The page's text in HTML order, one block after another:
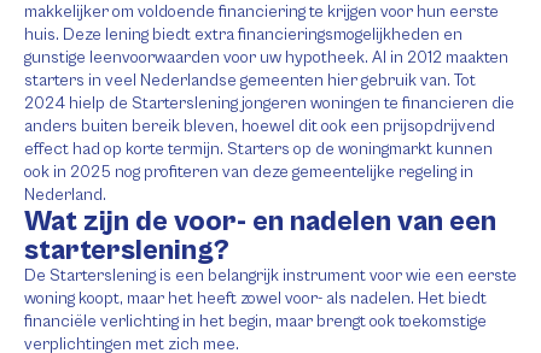
makkelijker om voldoende financiering te krijgen voor hun eerste
huis. Deze lening biedt extra financieringsmogelijkheden en
gunstige leenvoorwaarden voor uw hypotheek. Al in 2012 maakten
starters in veel Nederlandse gemeenten hier gebruik van. Tot
2024 hielp de Starterslening jongeren woningen te financieren die
anders buiten bereik bleven, hoewel dit ook een prijsopdrijvend
effect had op korte termijn. Starters op de woningmarkt kunnen
ook in 2025 nog profiteren van deze gemeentelijke regeling in
Nederland.
Wat zijn de voor- en nadelen van een
starterslening?
De Starterslening is een belangrijk instrument voor wie een eerste
woning koopt, maar het heeft zowel voor- als nadelen. Het biedt
financiële verlichting in het begin, maar brengt ook toekomstige
verplichtingen met zich mee.